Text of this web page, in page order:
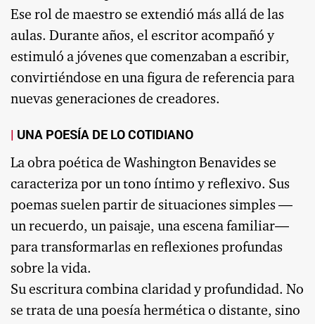
Ese rol de maestro se extendió más allá de las
aulas. Durante años, el escritor acompañó y
estimuló a jóvenes que comenzaban a escribir,
convirtiéndose en una figura de referencia para
nuevas generaciones de creadores.
UNA POESÍA DE LO COTIDIANO
La obra poética de Washington Benavides se
caracteriza por un tono íntimo y reflexivo. Sus
poemas suelen partir de situaciones simples —
un recuerdo, un paisaje, una escena familiar—
para transformarlas en reflexiones profundas
sobre la vida.
Su escritura combina claridad y profundidad. No
se trata de una poesía hermética o distante, sino